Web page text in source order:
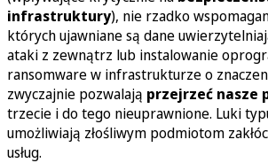
infrastruktury), nie rzadko
których ujawniane są dane
ataki z zewnątrz lub instalowanie
ransomware w infrastrukturze o
zwyczajnie pozwalają przejrzeć nasze
trzecie i do tego nieuprawnione. Luki
umożliwiają złośliwym podmiotom
usług.